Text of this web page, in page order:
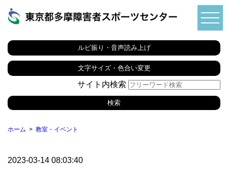
ルビ振り・音声読み上げ
文字サイズ・色合い変更
サイト内検索
ホーム 教室・イベント
2023-03-14 08:03:40